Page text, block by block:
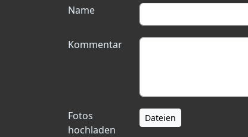
Name
Kommentar
Fotos
hochladen
Dateien